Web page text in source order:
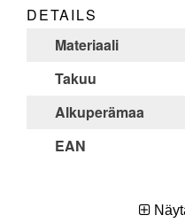
DETAILS
Materiaali
Takuu
Alkuperämaa
EAN